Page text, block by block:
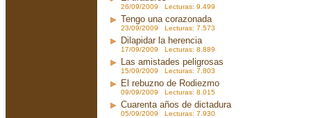
26/09/2009 Lecturas: 9.499
Tengo una corazonada
23/09/2009 Lecturas: 7.573
Dilapidar la herencia
17/09/2009 Lecturas: 8.889
Las amistades peligrosas
15/09/2009 Lecturas: 7.803
El rebuzno de Rodiezmo
09/09/2009 Lecturas: 8.015
Cuarenta años de dictadura
05/09/2009 Lecturas: 7.930